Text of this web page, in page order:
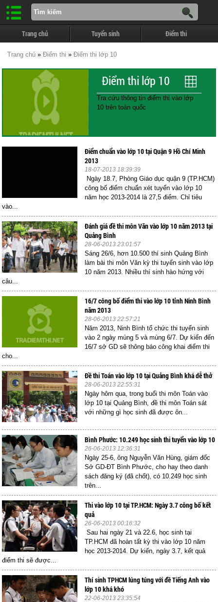
Trang chủ Tuyển sinh Điểm thi
Trang chủ » Điểm thi » Điểm thi lớp 10
Điểm thi lớp 10
Tra cứu thông tin điểm thi vào lớp
10 trên toàn quốc
Điểm chuẩn vào lớp 10 tại Quận 9 Hồ Chí Minh
2013
18-07-2013 18:39:39
Ngày 18.7, Phòng Giáo dục quận 9 (TP.HCM)
công bố điểm chuẩn xét tuyển vào lớp 10
năm học 2013-2014 là 27,5 điểm. Chỉ tiêu
vào...
Đánh giá đề thi môn Văn vào lớp 10 năm 2013 tại
Quảng Bình
28-06-2013 23:01:57
Sáng 26/6, hơn 10.500 thí sinh Quảng Bình
làm bài thi môn Văn kỳ thi tuyển sinh vào lớp
10 năm 2013. Nhiều thí sinh hào hứng với
câu...
16/7 công bố điểm thi vào lớp 10 tỉnh Ninh Bình
năm 2013
28-06-2013 22:57:21
Năm 2013, Ninh Bình tổ chức thi tuyển sinh
vào 2 ngày mùng 5 và mùng 6/7. Dự kiến đến
16/7 sở GD sẽ thông báo công khai điểm thi
cho...
Đề thi Toán vào lớp 10 tại Quảng Bình khá dễ thở
28-06-2013 22:55:31
Ngày hôm qua, trong buổi thi môn Toán vào
lớp 10 tại Quảng Bình, đề thi môn Toán sát
với những gì học sinh đã được ôn...
Bình Phước: 10.249 học sinh thi tuyển vào lớp 10
26-06-2013 12:36:31
Ngày 25-6, ông Nguyễn Văn Hùng, giám đốc
Sở GD-ĐT Bình Phước, cho hay theo danh
sách đăng ký (đã chốt), có 10.249 học sinh
trên...
Thi vào lớp 10 tại TP.HCM: Ngày 3.7 công bố kết
quả
26-06-2013 00:16:32
Sau hai ngày 21 và 22.6, học sinh tại
TP.HCM đã hoàn tất kỳ thi vào lớp 10 năm
học 2013-2014. Dự kiến, ngày 3.7, kết quả
điểm thi sẽ được...
Thí sinh TPHCM lúng túng với đề Tiếng Anh vào
lớp 10 khá khó
22-06-2013 23:35:54